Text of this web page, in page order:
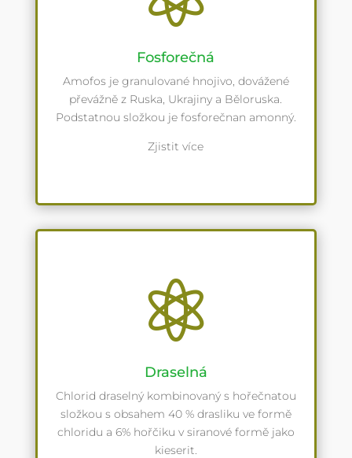
Fosforečná
Amofos je granulované hnojivo, dovážené
převážně z Ruska, Ukrajiny a Běloruska.
Podstatnou složkou je fosforečnan amonný.
Zjistit více

Draselná
Chlorid draselný kombinovaný s hořečnatou
složkou s obsahem 40 % drasliku ve formě
chloridu a 6% hořčiku v siranové formě jako
kieserit.